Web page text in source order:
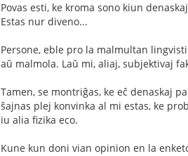
Povas esti, ke kroma sono kiun
Estas nur diveno...
Persone, eble pro la malmultan
aŭ malmola. Laŭ mi, aliaj, subjektivaj
Tamen, se montriĝas, ke eĉ denaskaj
ŝajnas plej konvinka al mi estas, ke
iu alia fizika eco.
Kune kun doni vian opinion en la